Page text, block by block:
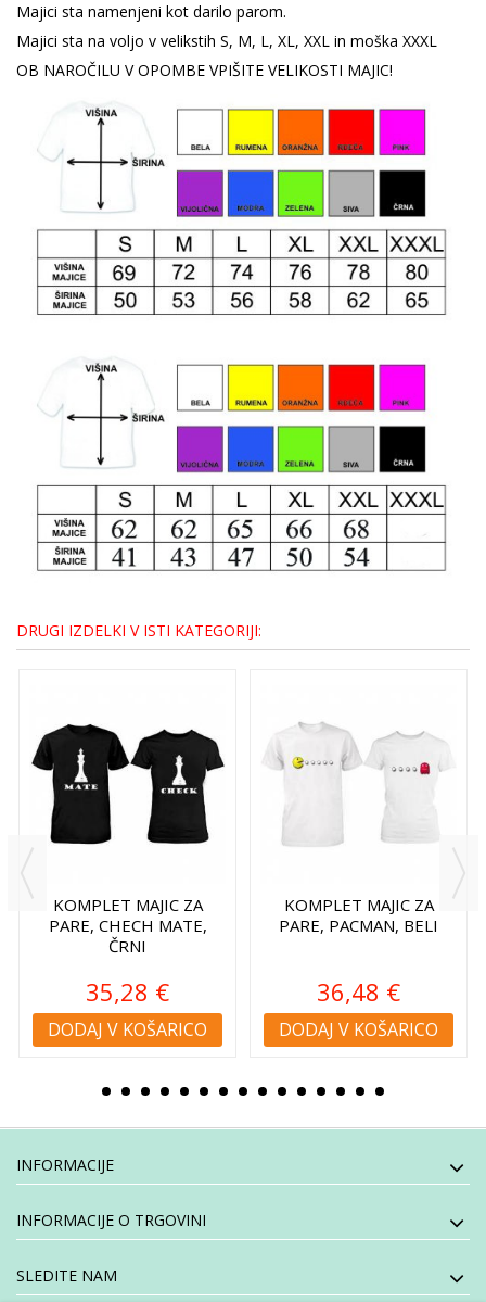
Majici sta namenjeni kot darilo parom.
Majici sta na voljo v velikstih S, M, L, XL, XXL in moška XXXL
OB NAROČILU V OPOMBE VPIŠITE VELIKOSTI MAJIC!
DRUGI IZDELKI V ISTI KATEGORIJI:
KOMPLET MAJIC ZA
PARE, CHECH MATE,
ČRNI
35,28 €
DODAJ V KOŠARICO
KOMPLET MAJIC ZA
PARE, PACMAN, BELI
36,48 €
DODAJ V KOŠARICO
INFORMACIJE
INFORMACIJE O TRGOVINI
SLEDITE NAM